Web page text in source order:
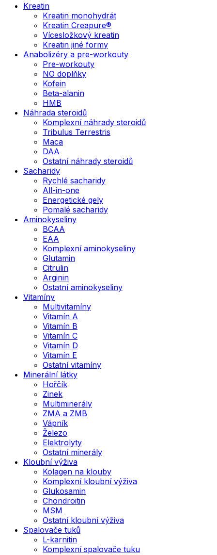
Kreatin
Kreatin monohydrát
Kreatin Creapure®
Vícesložkový kreatin
Kreatin jiné formy
Anabolizéry a pre-workouty
Pre-workouty
NO doplňky
Kofein
Beta-alanin
HMB
Náhrada steroidů
Komplexní náhrady steroidů
Tribulus Terrestris
Maca
DAA
Ostatní náhrady steroidů
Sacharidy
Rychlé sacharidy
All-in-one
Energetické gely
Pomalé sacharidy
Aminokyseliny
BCAA
EAA
Komplexní aminokyseliny
Glutamin
Citrulin
Arginin
Ostatní aminokyseliny
Vitamíny
Multivitamíny
Vitamín A
Vitamín B
Vitamín C
Vitamín D
Vitamín E
Ostatní vitamíny
Minerální látky
Hořčík
Zinek
Multiminerály
ZMA a ZMB
Vápník
Železo
Elektrolyty
Ostatní minerály
Kloubní výživa
Kolagen na klouby
Komplexní kloubní výživa
Glukosamin
Chondroitin
MSM
Ostatní kloubní výživa
Spalovače tuků
L-karnitin
Komplexní spalovače tuku